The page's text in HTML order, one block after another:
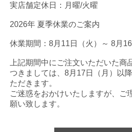
実店舗定休日：月曜/火曜
2026年 夏季休業のご案内
休業期間：8月11日（火）～ 8月16
上記期間中にご注文いただいた商
つきましては、8月17日（月）以
ただきます。
ご迷惑をおかけいたしますが、ご
願い致します。